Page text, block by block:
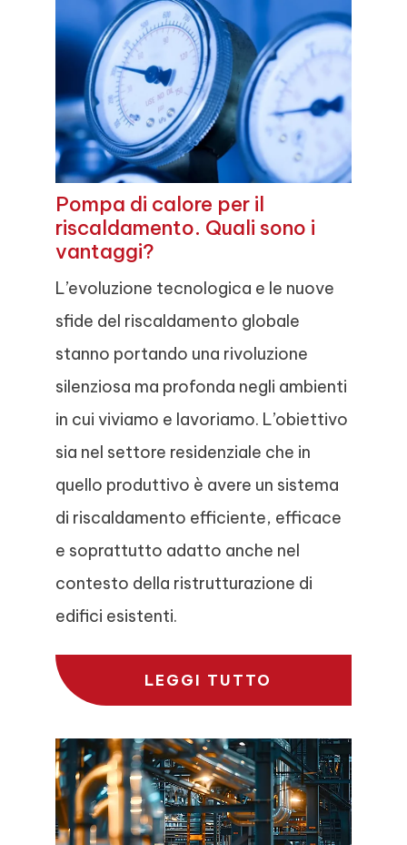
Pompa di calore per il
riscaldamento. Quali sono i
vantaggi?
L’evoluzione tecnologica e le nuove
sfide del riscaldamento globale
stanno portando una rivoluzione
silenziosa ma profonda negli ambienti
in cui viviamo e lavoriamo. L’obiettivo
sia nel settore residenziale che in
quello produttivo è avere un sistema
di riscaldamento efficiente, efficace
e soprattutto adatto anche nel
contesto della ristrutturazione di
edifici esistenti.
LEGGI TUTTO